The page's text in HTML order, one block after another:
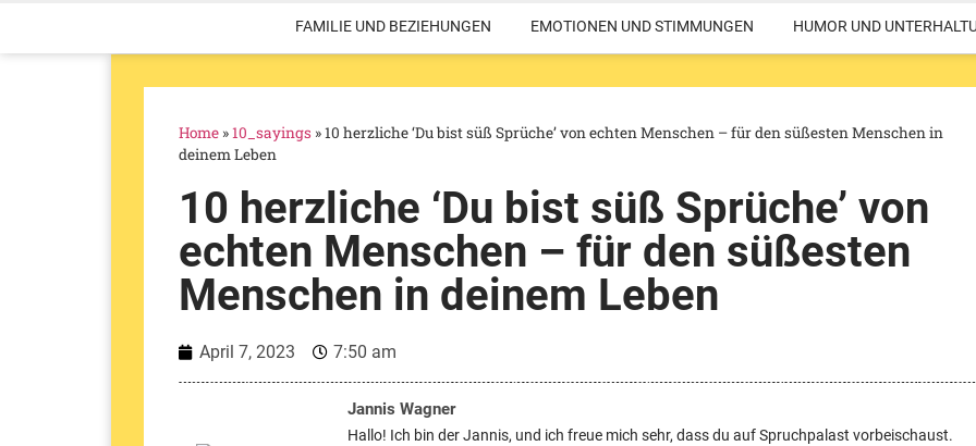
FAMILIE UND BEZIEHUNGEN EMOTIONEN UND STIMMUNGEN HUMOR UND
Home »10_sayings »10 herzliche ‘Du bist süß Sprüche’ von echten Menschen – für den süßesten Menschen in
deinem Leben
10 herzliche ‘Du bist süß Sprüche’ von
echten Menschen – für den süßesten
Menschen in deinem Leben
April 7, 2023 7:50 am
Jannis Wagner
Hallo! Ich bin der Jannis, und ich freue mich sehr, dass du auf Spruchpalast vorbeischaust.